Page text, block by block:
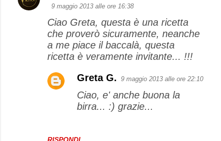
9 maggio 2013 alle ore 16:38
Ciao Greta, questa è una ricetta
che proverò sicuramente, neanche
a me piace il baccalà, questa
ricetta è veramente invitante... !!!
Greta G. 9 maggio 2013 alle ore 22:10
Ciao, e' anche buona la
birra... :) grazie...